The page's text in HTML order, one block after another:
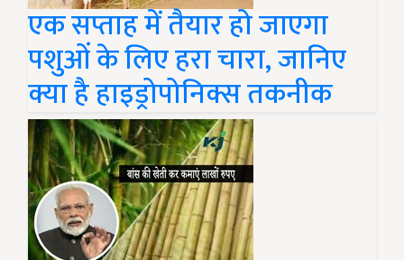
एक सप्ताह में तैयार हो जाएगा
पशुओं के लिए हरा चारा, जानिए
क्या है हाइड्रोपोनिक्स तकनीक